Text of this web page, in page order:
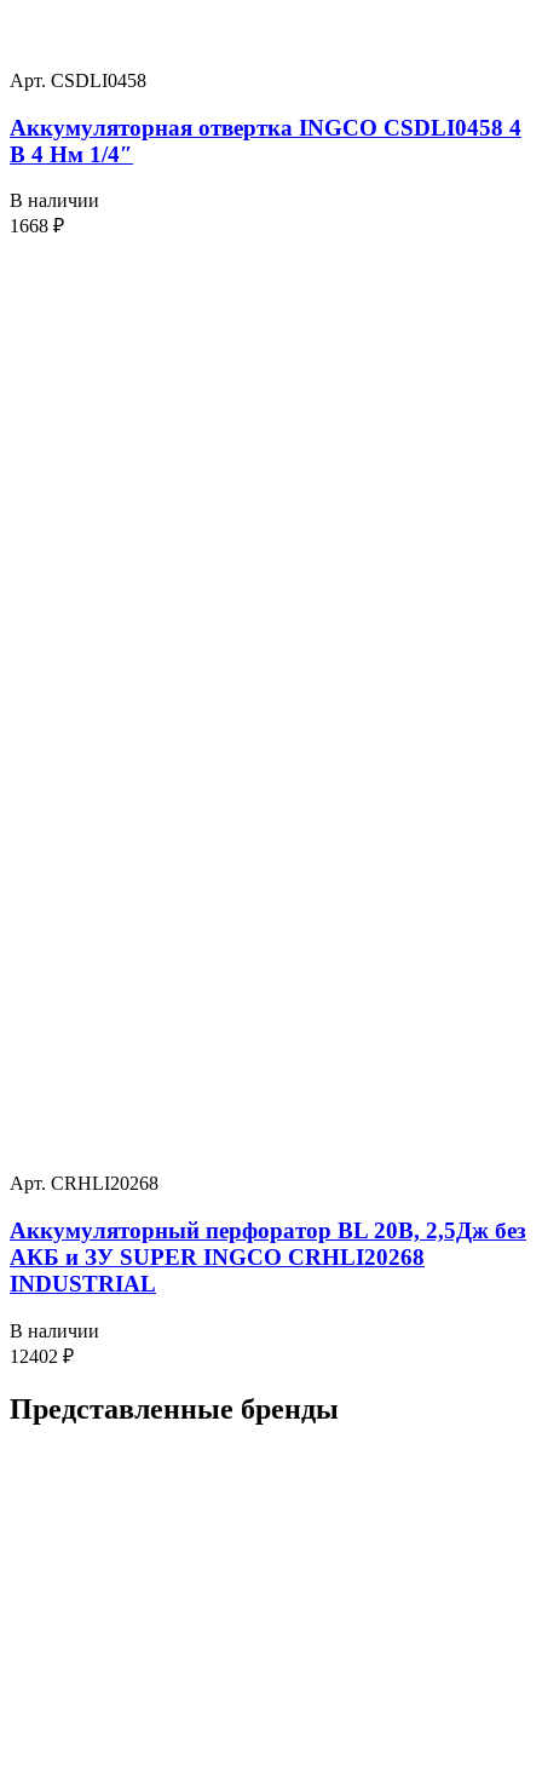
Арт. CSDLI0458
Аккумуляторная отвертка INGCO CSDLI0458 4
В 4 Нм 1/4″
В наличии
1668 ₽
Арт. CRHLI20268
Аккумуляторный перфоратор BL 20В, 2,5Дж без
АКБ и ЗУ SUPER INGCO CRHLI20268
INDUSTRIAL
В наличии
12402 ₽
Представленные бренды